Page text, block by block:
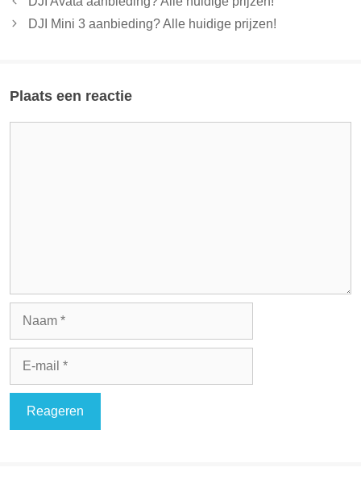
DJI Mini 3 aanbieding? Alle huidige prijzen!
Plaats een reactie
Naam